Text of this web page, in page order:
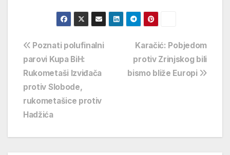
Navigacija
objava
Karačić: Pobjedom
protiv Zrinjskog bili
bismo bliže Europi
Poznati polufinalni
parovi Kupa BiH:
Rukometaši Izviđača
protiv Slobode,
rukometašice protiv
Hadžića